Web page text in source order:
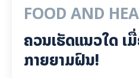
FOOD AND
ຄວນເຮັດແນວໃດ ເ
ກາຍຍາມຝົນ!